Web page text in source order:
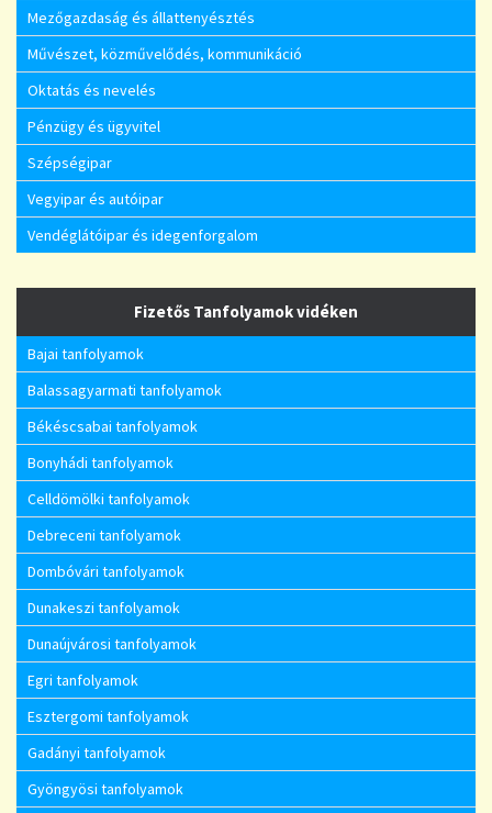
Mezőgazdaság és állattenyésztés
Művészet, közművelődés, kommunikáció
Oktatás és nevelés
Pénzügy és ügyvitel
Szépségipar
Vegyipar és autóipar
Vendéglátóipar és idegenforgalom
Fizetős Tanfolyamok vidéken
Bajai tanfolyamok
Balassagyarmati tanfolyamok
Békéscsabai tanfolyamok
Bonyhádi tanfolyamok
Celldömölki tanfolyamok
Debreceni tanfolyamok
Dombóvári tanfolyamok
Dunakeszi tanfolyamok
Dunaújvárosi tanfolyamok
Egri tanfolyamok
Esztergomi tanfolyamok
Gadányi tanfolyamok
Gyöngyösi tanfolyamok